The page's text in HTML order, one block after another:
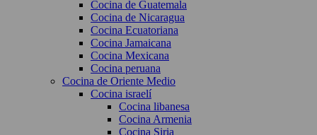
Cocina de Guatemala
Cocina de Nicaragua
Cocina Ecuatoriana
Cocina Jamaicana
Cocina Mexicana
Cocina peruana
Cocina de Oriente Medio
Cocina israelí
Cocina libanesa
Cocina Armenia
Cocina Siria